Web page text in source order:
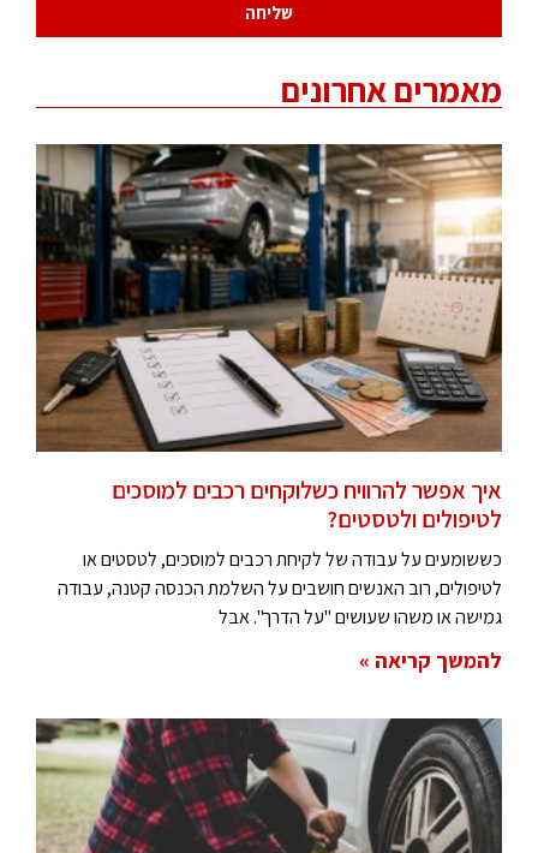
שליחה
מאמרים אחרונים
איך אפשר להרוויח כשלוקחים רכבים למוסכים
לטיפולים ולטסטים?
כששומעים על עבודה של לקיחת רכבים למוסכים, לטסטים או
לטיפולים, רוב האנשים חושבים על השלמת הכנסה קטנה, עבודה
גמישה או משהו שעושים "על הדרך". אבל
להמשך קריאה »